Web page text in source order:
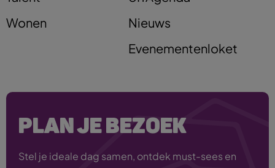
Wonen
Nieuws
Evenementenloket
PLAN JE BEZOEK
Stel je ideale dag samen, ontdek must-sees en